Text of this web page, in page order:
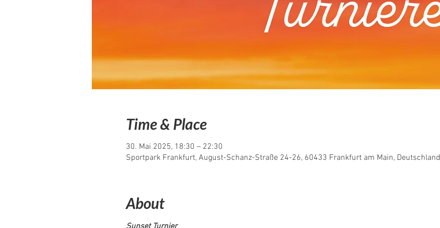
Time & Place
30. Mai 2025, 18:30 – 22:30
Sportpark Frankfurt, August-Schanz-Straße 24-26, 60433 Frankfurt am Main, Deutschland
About